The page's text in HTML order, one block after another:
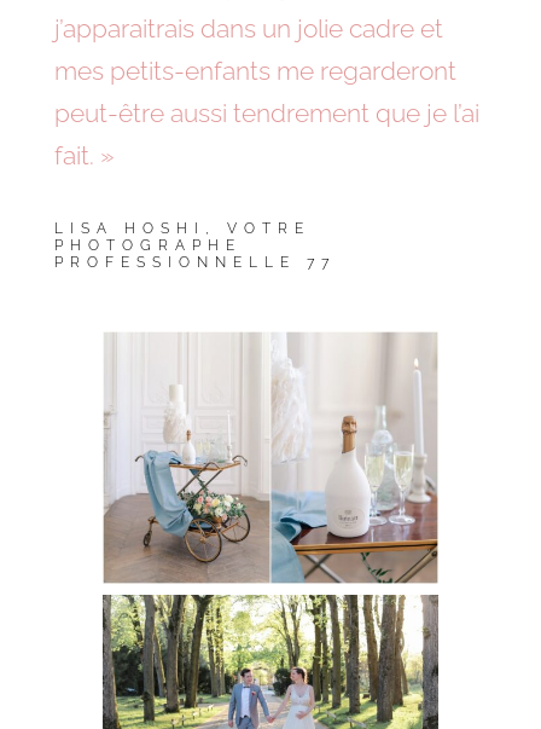
j’apparaitrais dans un jolie cadre et
mes petits-enfants me regarderont
peut-être aussi tendrement que je l’ai
fait. »
LISA HOSHI, VOTRE
PHOTOGRAPHE
PROFESSIONNELLE 77